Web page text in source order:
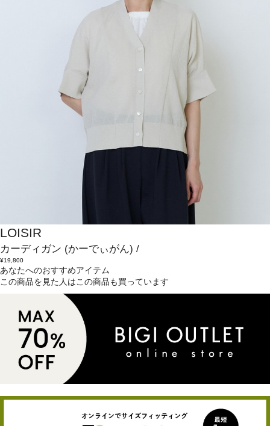
LOISIR
カーディガン (かーでぃがん) /
¥19,800
あなたへのおすすめアイテム
この商品を見た人はこの商品も買っています